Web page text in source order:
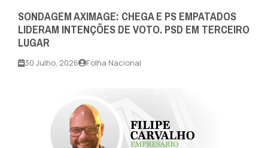
SONDAGEM AXIMAGE: CHEGA E PS EMPATADOS
LIDERAM INTENÇÕES DE VOTO. PSD EM TERCEIRO
LUGAR
30 Julho, 2026 Folha Nacional